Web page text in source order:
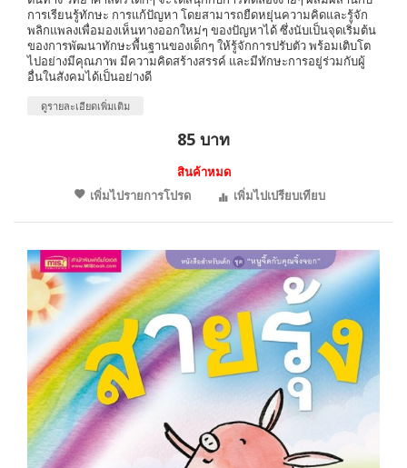
การเรียนรู้ทักษะ การแก้ปัญหา โดยสามารถยืดหยุ่นความคิดและรู้จัก
พลิกแพลงเพื่อมองเห็นทางออกใหม่ๆ ของปัญหาได้ ซึ่งนับเป็นจุดเริ่มต้น
ของการพัฒนาทักษะพื้นฐานของเด็กๆ ให้รู้จักการปรับตัว พร้อมเติบโต
ไปอย่างมีคุณภาพ มีความคิดสร้างสรรค์ และมีทักษะการอยู่ร่วมกับผู้
อื่นในสังคมได้เป็นอย่างดี
ดูรายละเอียดเพิ่มเติม
85 บาท
สินค้าหมด
เพิ่มไปรายการโปรด
เพิ่มไปเปรียบเทียบ